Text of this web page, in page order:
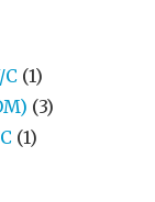
C (1)
(3)
(1)